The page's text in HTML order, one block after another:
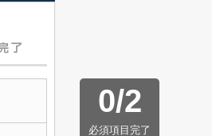
0/2
必須項目完了